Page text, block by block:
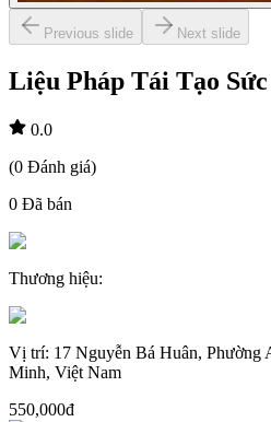
Previous slide Next slide
Liệu Pháp Tái Tạo
0.0
(0 Đánh giá)
0 Đã bán
Thương hiệu:
Vị trí: 17 Nguyễn Bá Huân,
Minh, Việt Nam
550,000đ